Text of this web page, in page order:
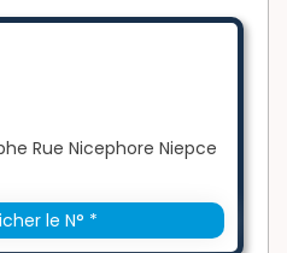
Rue Nicephore Niepce
le N° *